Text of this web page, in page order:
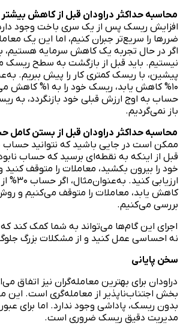
محاسبه حداکثر دراودان قبل از کاهش
افزایش ریسک پس از یک سری باخت وجود
ضررها را سریع‌تر جبران کنیم، اما این یک
اگر در حال تجربه یک کاهش سرمایه هستیم،
نیستیم. باید قبل از بازگشت به سطح ریسک
پیشین، با ریسک کمتری کار را پیش ببریم.
۱۰% کاهش یابد، ریسک
باز نمی‌گردیم.
محاسبه حداکثر دراودان قبل از بستن کامل
ممکن است در جایی باشید که نتوانید حساب
قبل از اینکه به نقطه‌ای برسید که حساب
خود را بیرون بکشید، معاملات را متوقف کنید
ارزیابی
کاهش یابد، معاملات را متوقف می‌کنیم و
بررسی می‌کنیم.
اجرای این گام‌ها می‌تواند به شما کمک کند
نه احساسی عمل کنید و از مشکلات بزرگ
سخن پایانی
دراودان برای بهترین معامله‌گران نیز اتفاق
بخش اجتناب‌ناپذیر از معامله‌گری است. این
بدون ریسک، پاداشی وجود ندارد. اما برای عبور
مدیریت دقیق ریسک ضروری است.